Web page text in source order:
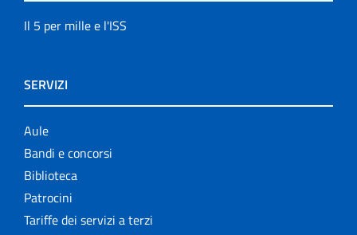
Il 5 per mille e l'ISS
SERVIZI
Aule
Bandi e concorsi
Biblioteca
Patrocini
Tariffe dei servizi a terzi